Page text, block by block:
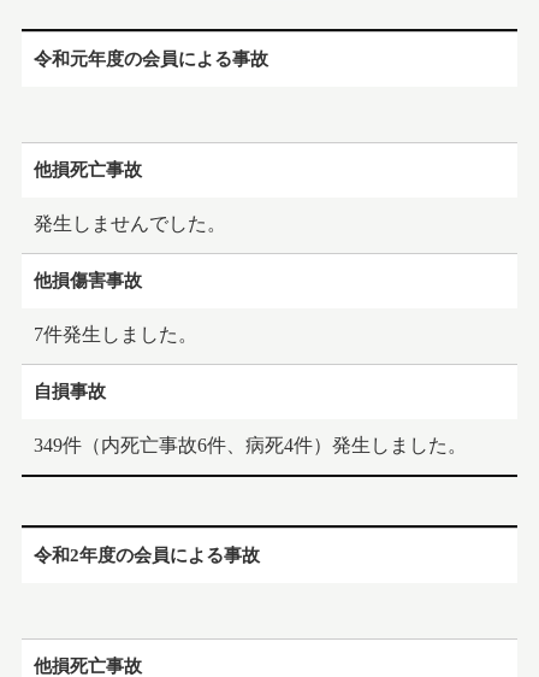
たしました。
日本学術会議の公開シンポジウムにつきまして
2023.06.21
栃木県猟友会ホームページ開設のお知らせ
2023.04.10
お知らせ
2022.11.01
福井県猟友会ホームページリニューアルのお知らせ
「巻狩り猟の勢子」に関し、新たなルールを制定しまし
た。
令和元年度の会員による事故
他損死亡事故
発生しませんでした。
他損傷害事故
7件発生しました。
自損事故
349件（内死亡事故6件、病死4件）発生しました。
令和2年度の会員による事故
他損死亡事故